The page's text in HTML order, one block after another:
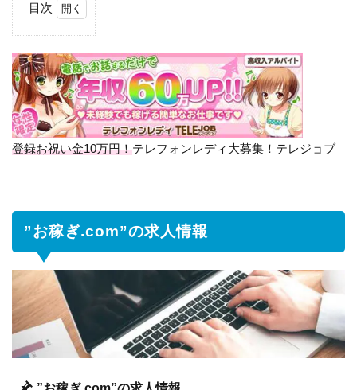
目次
ぎ.com”の
求人情報
2 ”お稼
ぎ.com”の
お仕事に
ぎ.com
の報酬
は
3.1
セ
ー
ジ
3.2 チ
登録お祝い金10万円！テレフォンレディ大募集！テレジョブ
”お稼ぎ.com”の求人情報